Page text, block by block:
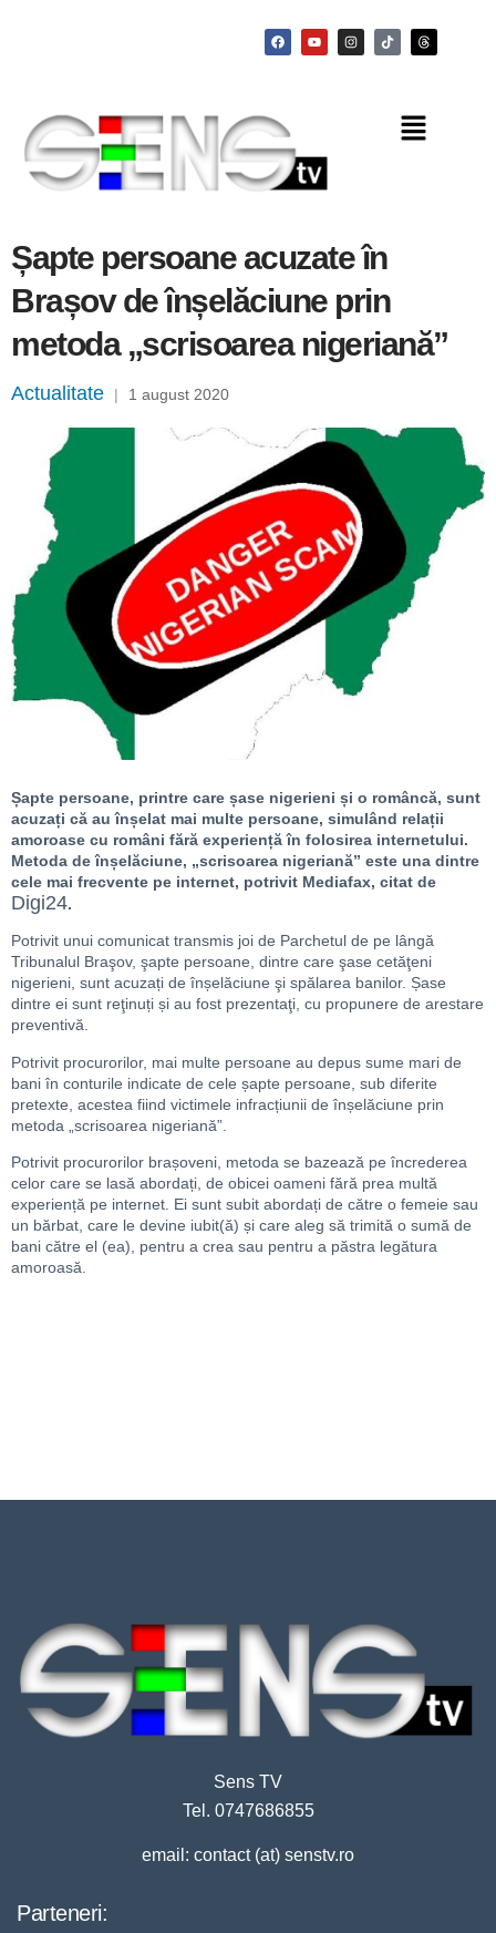
Șapte persoane acuzate în
Brașov de înșelăciune prin
metoda „scrisoarea nigeriană”
Actualitate | 1 august 2020
Șapte persoane, printre care șase nigerieni și o româncă, sunt
acuzați că au înșelat mai multe persoane, simulând relații
amoroase cu români fără experiență în folosirea internetului.
Metoda de înșelăciune, „scrisoarea nigeriană” este una dintre
cele mai frecvente pe internet, potrivit Mediafax, citat de
Digi24.
Potrivit unui comunicat transmis joi de Parchetul de pe lângă
Tribunalul Braşov, şapte persoane, dintre care şase cetăţeni
nigerieni, sunt acuzați de înșelăciune şi spălarea banilor. Șase
dintre ei sunt reţinuți și au fost prezentaţi, cu propunere de arestare
preventivă.
Potrivit procurorilor, mai multe persoane au depus sume mari de
bani în conturile indicate de cele șapte persoane, sub diferite
pretexte, acestea fiind victimele infracțiunii de înșelăciune prin
metoda „scrisoarea nigeriană”.
Potrivit procurorilor brașoveni, metoda se bazează pe încrederea
celor care se lasă abordați, de obicei oameni fără prea multă
experiență pe internet. Ei sunt subit abordați de către o femeie sau
un bărbat, care le devine iubit(ă) și care aleg să trimită o sumă de
bani către el (ea), pentru a crea sau pentru a păstra legătura
amoroasă.
Sens TV
Tel. 0747686855
email: contact (at) senstv.ro
Parteneri: